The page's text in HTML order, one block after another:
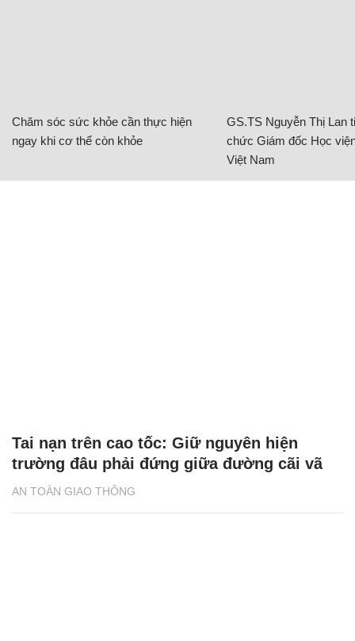
Chăm sóc sức khỏe cần thực hiện
ngay khi cơ thể còn khỏe
GS.TS Nguyễn Thị Lan
chức Giám đốc Học
Việt Nam
AN TOÀN GIAO THÔNG
Tai nạn trên cao tốc: Giữ nguyên hiện
trường đâu phải đứng giữa đường cãi vã